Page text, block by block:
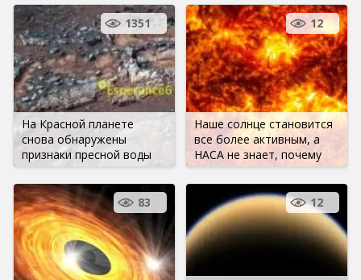
На Красной планете
снова обнаружены
признаки пресной воды
1351
Наше солнце становится
все более активным, а
НАСА не знает, почему
12
83 12